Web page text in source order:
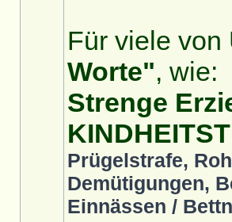
Für viele
Worte", wie:
Strenge
Prügelstrafe,
Demütigungen,
Einnässen /